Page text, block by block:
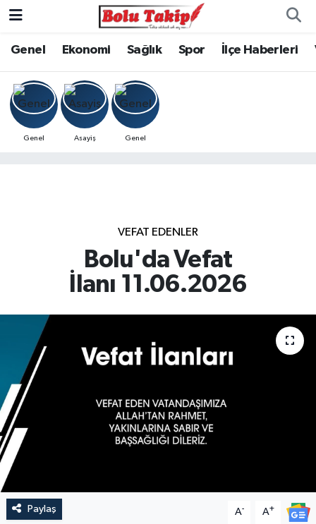
Genel Ekonomi Sağlık Spor İlçe Haberleri
Genel Asayiş Genel
VEFAT EDENLER
Bolu'da Vefat
İlanı 11.06.2026
Paylaş A- A+